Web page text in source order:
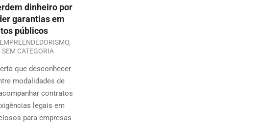
dinheiro por
garantias em
públicos
EMPREENDEDORISMO,
,SEM CATEGORIA
que desconhecer
modalidades de
contratos
legais em
para empresas